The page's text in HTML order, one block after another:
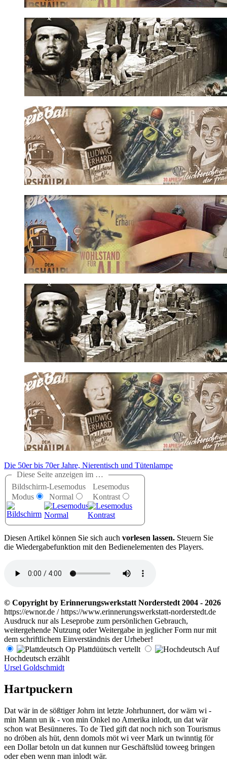
Die 50er bis 70er Jahre, Nierentisch und Tütenlampe
Diese Seite anzeigen im …
Bildschirm-
Modus
Lesemodus
Normal
Lesemodus
Kontrast
Diesen Artikel können Sie sich auch vorlesen lassen. Steuern Sie
die Wiedergabefunktion mit den Bedienelementen des Players.
© Copyright by Erinnerungswerkstatt Norderstedt 2004 - 2026
https://ewnor.de / https://www.erinnerungswerkstatt-norderstedt.de
Ausdruck nur als Leseprobe zum persönlichen Gebrauch,
weitergehende Nutzung oder Weitergabe in jeglicher Form nur mit
dem schriftlichem Einverständnis der Urheber!
Op Plattdüütsch vertellt
Auf
Hochdeutsch erzählt
Ursel Goldschmidt
Hartpuckern
Dat wär in de sößtiger Johrn int letzte Johrhunnert, dor wärn wi -
min Mann un ik - von min Onkel no Amerika inlodt, un dat wär
schon wat Besünneres. To de Tied gift dat noch nich son Tourismus
no dröben als hüt, denn domols möt wi veer Mark un twinntig för
een Dollar betoln un dat kunnen nur Geschäftslüd toweeg bringen
oder eben wenn man inlodt wär.